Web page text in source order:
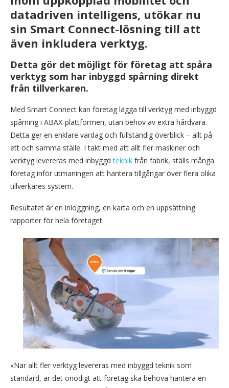
datadriven intelligens, utökar nu
sin Smart Connect-lösning till att
även inkludera verktyg.
Detta gör det möjligt för företag att spåra
verktyg som har inbyggd spårning direkt
från tillverkaren.
Med Smart Connect kan företag lägga till verktyg med inbyggd
spårning i ABAX-plattformen, utan behov av extra hårdvara.
Detta ger en enklare vardag och fullständig överblick – allt på
ett och samma ställe. I takt med att allt fler maskiner och
verktyg levereras med inbyggdteknik från fabrik, ställs många
företag inför utmaningen att hantera tillgångar över flera olika
tillverkares system.
Resultatet är en inloggning, en karta och en uppsättning
rapporter för hela företaget.
«När allt fler verktyg levereras med inbyggd teknik som
standard, är det onödigt att företag ska behöva hantera en